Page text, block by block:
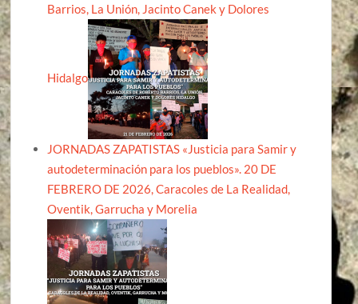
Barrios, La Unión, Jacinto Canek y Dolores
Hidalgo
JORNADAS ZAPATISTAS «Justicia para Samir y
autodeterminación para los pueblos». 20 DE
FEBRERO DE 2026, Caracoles de La Realidad,
Oventik, Garrucha y Morelia